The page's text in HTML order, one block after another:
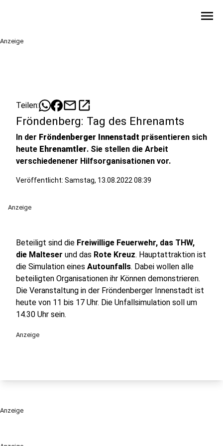
menu
Anzeige
Teilen: mailopen_in_new
Fröndenberg: Tag des Ehrenamts
In der Fröndenberger Innenstadt präsentieren sich
heute Ehrenamtler. Sie stellen die Arbeit
verschiedenener Hilfsorganisationen vor.
Veröffentlicht: Samstag, 13.08.2022 08:39
Anzeige
Beteiligt sind die Freiwillige Feuerwehr, das THW,
die Malteser und das Rote Kreuz. Hauptattraktion ist
die Simulation eines Autounfalls. Dabei wollen alle
beteiligten Organisationen ihr Können demonstrieren.
Die Veranstaltung in der Fröndenberger Innenstadt ist
heute von 11 bis 17 Uhr. Die Unfallsimulation soll um
14.30 Uhr sein.
Anzeige
Anzeige